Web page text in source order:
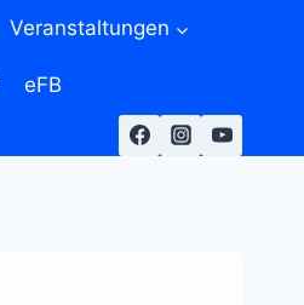
Veranstaltungen
eFB